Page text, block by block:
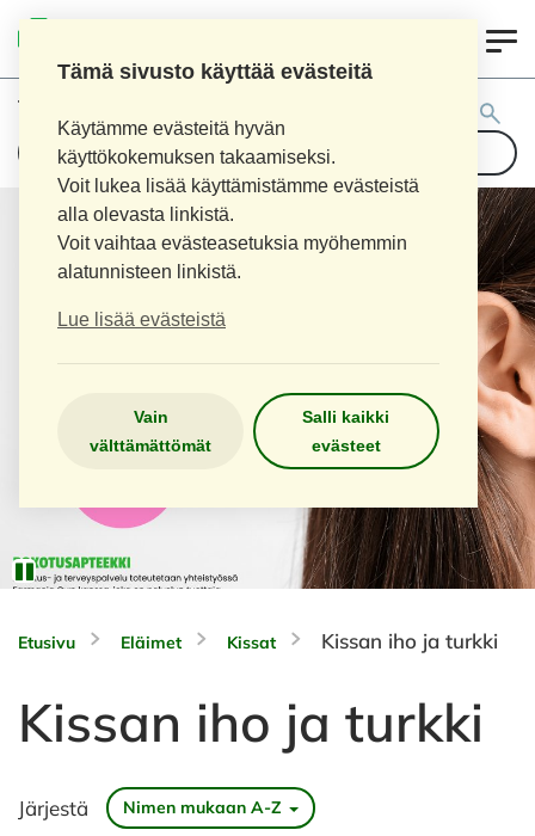
Tämä sivusto käyttää evästeitä
Käytämme evästeitä hyvän
käyttökokemuksen takaamiseksi.
Voit lukea lisää käyttämistämme evästeistä
alla olevasta linkistä.
Voit vaihtaa evästeasetuksia myöhemmin
alatunnisteen linkistä.
Lue lisää evästeistä
Vain
välttämättömät
Salli kaikki
evästeet
Tuotehaku:
Etusivu Eläimet Kissat Kissan iho ja turkki
Kissan iho ja turkki
Järjestä Nimen mukaan A-Z